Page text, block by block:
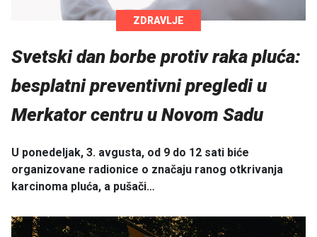
ZDRAVLJE
Svetski dan borbe protiv raka pluća:
besplatni preventivni pregledi u
Merkator centru u Novom Sadu
U ponedeljak, 3. avgusta, od 9 do 12 sati biće
organizovane radionice o značaju ranog otkrivanja
karcinoma pluća, a pušači…